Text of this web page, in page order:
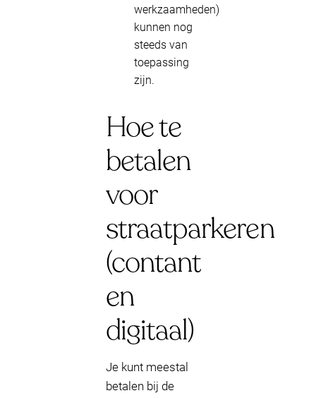
werkzaamheden)
kunnen nog
steeds van
toepassing
zijn.
Hoe te
betalen
voor
straatparkeren
(contant
en
digitaal)
Je kunt meestal
betalen bij de